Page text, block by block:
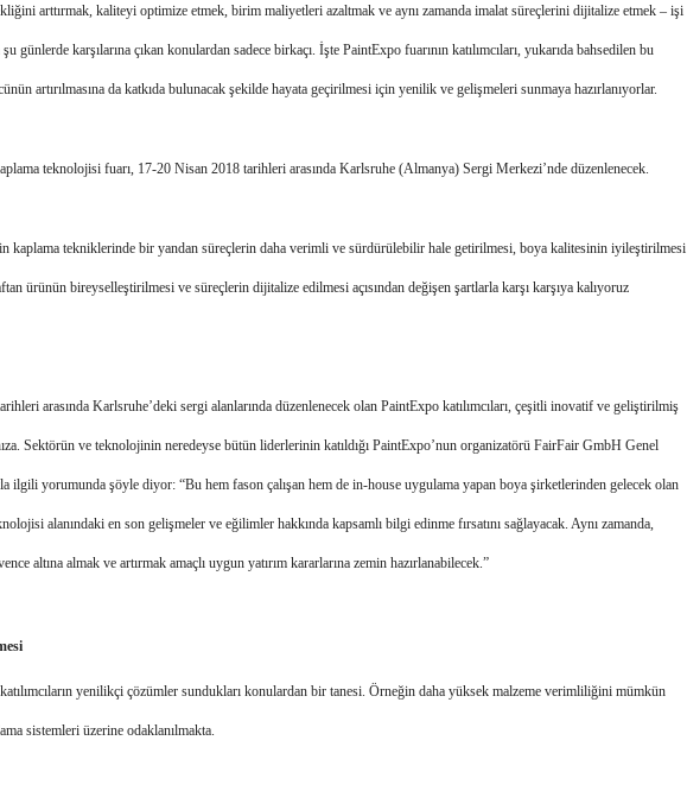
arttırmak, kaliteyi optimize etmek, birim maliyetleri azaltmak ve aynı zamanda imalat süreçlerini dijitalize etmek – işi
günlerde karşılarına çıkan konulardan sadece birkaçı. İşte PaintExpo fuarının katılımcıları, yukarıda bahsedilen bu
artırılmasına da katkıda bulunacak şekilde hayata geçirilmesi için yenilik ve gelişmeleri sunmaya hazırlanıyorlar.
teknolojisi fuarı, 17-20 Nisan 2018 tarihleri arasında Karlsruhe (Almanya) Sergi Merkezi’nde düzenlenecek.
kaplama tekniklerinde bir yandan süreçlerin daha verimli ve sürdürülebilir hale getirilmesi, boya kalitesinin iyileştirilmesi
ürünün bireyselleştirilmesi ve süreçlerin dijitalize edilmesi açısından değişen şartlarla karşı karşıya kalıyoruz
arasında Karlsruhe’deki sergi alanlarında düzenlenecek olan PaintExpo katılımcıları, çeşitli inovatif ve geliştirilmiş
Sektörün ve teknolojinin neredeyse bütün liderlerinin katıldığı PaintExpo’nun organizatörü FairFair GmbH Genel
ilgili yorumunda şöyle diyor: “Bu hem fason çalışan hem de in-house uygulama yapan boya şirketlerinden gelecek olan
alanındaki en son gelişmeler ve eğilimler hakkında kapsamlı bilgi edinme fırsatını sağlayacak. Aynı zamanda,
altına almak ve artırmak amaçlı uygun yatırım kararlarına zemin hazırlanabilecek.”
yenilikçi çözümler sundukları konulardan bir tanesi. Örneğin daha yüksek malzeme verimliliğini mümkün
sistemleri üzerine odaklanılmakta.